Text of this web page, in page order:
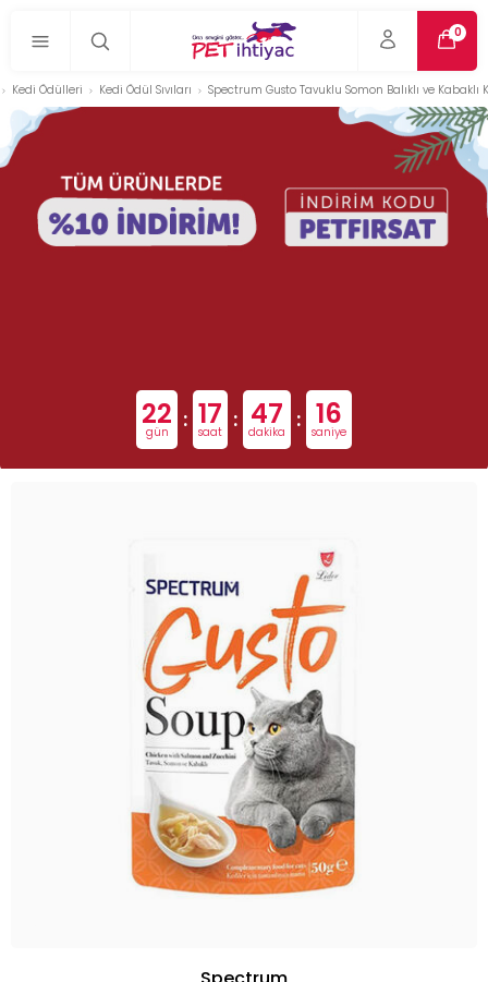
0
Kedi Ödülleri Kedi Ödül Sıvıları Spectrum Gusto Tavuklu Somon Balıklı ve Kabaklı
22
gün : 17
saat : 47
dakika : 15
saniye